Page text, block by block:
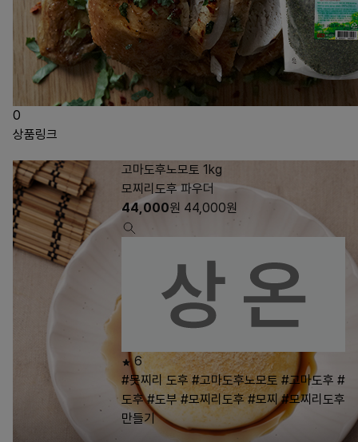
0
상품링크
고마도후노모토 1kg
모찌리도후 파우더
44,000원 44,000원
6
#못찌리 도후 #고마도후노모토 #고마도후 #
도후 #도부 #모찌리도후 #모찌 #모찌리도후
만들기